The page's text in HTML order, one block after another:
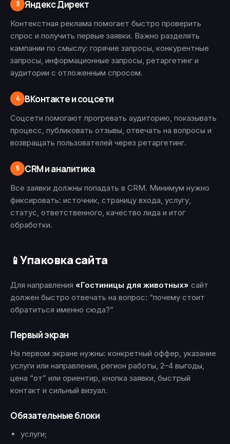
3 Яндекс Директ
Контекстная реклама помогает быстро проверить
спрос и получить первые заявки. Важно разделять
кампании по смыслу: горячие запросы, конкурентные
запросы, информационные запросы, ретаргетинг и
аудитории с отложенным спросом.
4 ВКонтакте и соцсети
Соцсети помогают прогревать аудиторию, показывать
процесс, публиковать отзывы, отвечать на вопросы и
возвращать пользователей через ретаргетинг.
5 CRM и аналитика
Все заявки должны попадать в CRM. Минимум нужно
фиксировать: источник, страницу входа, услугу,
статус, ответственного, качество лида и итог
обработки.
📱Упаковка сайта
Для направления «Гостиницы для животных» сайт
должен быстро отвечать на вопрос: “почему стоит
обратиться именно сюда?”
Первый экран
На первом экране нужны: конкретный оффер, указание
услуги или направления, регион работы, 2–4 выгоды,
цена “от” или ориентир, кнопка заявки, быстрый
контакт и сильный визуал.
Обязательные блоки
услуги;